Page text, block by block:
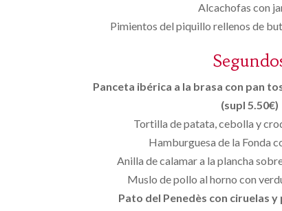
Alcachofas con
Pimientos del piquillo rellenos de
Panceta ibérica a la brasa con pan
(supl 5.50€)
Tortilla de patata, cebolla y
Hamburguesa de la Fonda
Anilla de calamar a la plancha
Muslo de pollo al horno con
Pato del Penedès con ciruelas y